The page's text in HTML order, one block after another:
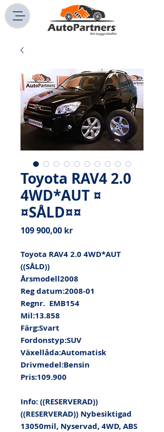
Toyota RAV4 2.0
4WD*AUT ¤
¤SÅLD¤¤
109 900,00 krPris
Toyota RAV4 2.0 4WD*AUT
((SÅLD))
Årsmodell2008
Reg datum:2008-01
Regnr.  EMB154
Mil:13.858
Färg:Svart
Fordonstyp:SUV
Växellåda:Automatisk
Drivmedel:Bensin
Pris:109.900
Info: ((RESERVERAD))
((RESERVERAD)) Nybesiktigad
13050mil, Nyservad, 4WD, ABS